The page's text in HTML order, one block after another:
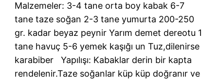
Malzemeler: 3-4 tane orta boy kabak 6-7
tane taze soğan 2-3 tane yumurta 200-250
gr. kadar beyaz peynir Yarım demet dereotu 1
tane havuç 5-6 yemek kaşığı un Tuz,dilenirse
karabiber Yapılışı: Kabaklar derin bir kapta
rendelenir.Taze soğanlar küp küp doğranır ve